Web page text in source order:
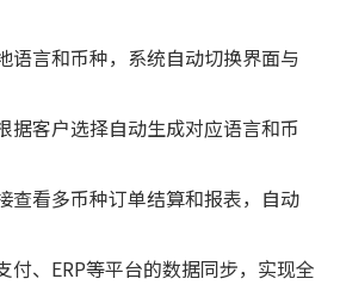
语言和币种，系统自动切换界面与
据客户选择自动生成对应语言和币
查看多币种订单结算和报表，自动
付、ERP等平台的数据同步，实现全